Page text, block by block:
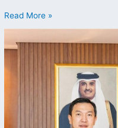
Read More »
Улсын
Цахим